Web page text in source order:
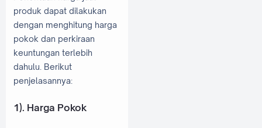
produk dapat dilakukan
dengan menghitung harga
pokok dan perkiraan
keuntungan terlebih
dahulu. Berikut
penjelasannya:
1). Harga Pokok